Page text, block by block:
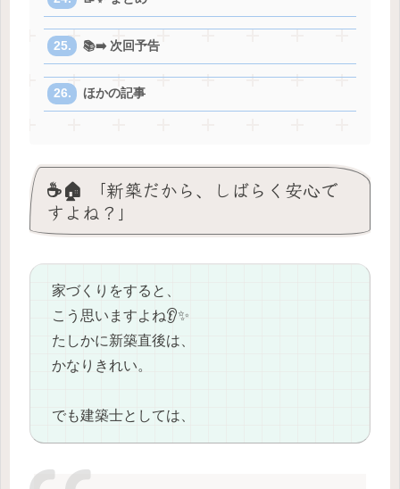
📚➡️ 次回予告
ほかの記事
☕️🏠 「新築だから、しばらく安心で
すよね？」
家づくりをすると、
こう思いますよね👂✨
たしかに新築直後は、
かなりきれい。
でも建築士としては、